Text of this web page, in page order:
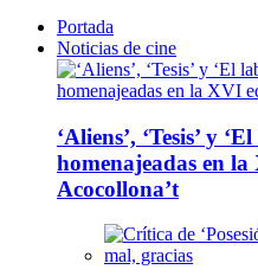
Portada
Noticias de cine
‘Aliens’, ‘Tesis’ y
homenajeadas en
Acocollona’t